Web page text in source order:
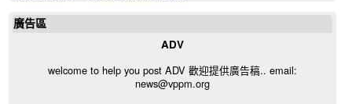
廣告區
ADV
welcome to help you post ADV 歡迎提供廣告稿.. email:
news@vppm.org